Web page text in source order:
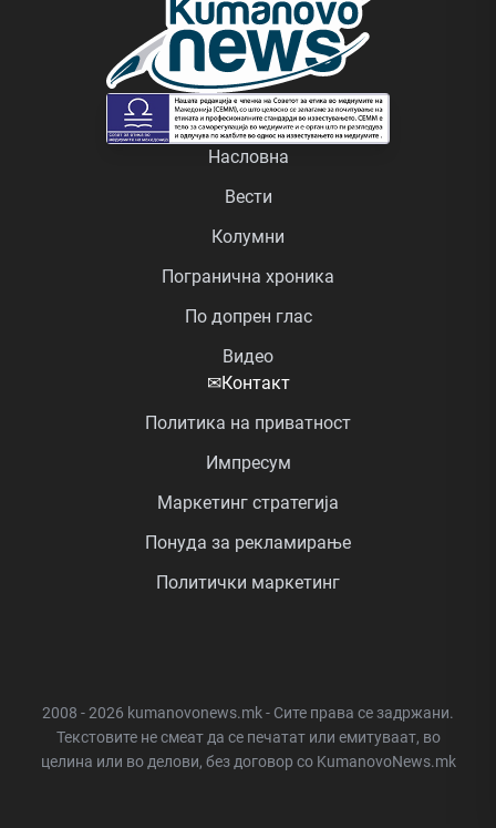
Насловна
Вести
Колумни
Погранична хроника
По допрен глас
Видео
✉Контакт
Политика на приватност
Импресум
Маркетинг стратегија
Понуда за рекламирање
Политички маркетинг
2008 - 2026 kumanovonews.mk - Сите права се задржани.
Текстовите не смеат да се печатат или емитуваат, во
целина или во делови, без договор со KumanovoNews.mk